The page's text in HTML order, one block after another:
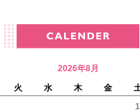
2026年8月
火 水 木 金
1